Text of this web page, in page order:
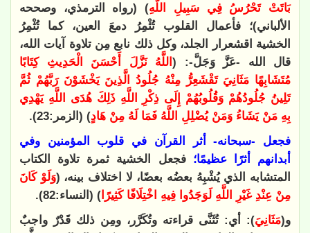
بَاتَتْ تَحْرُسُ فِي سَبِيلِ اللَّهِ) (رواه الترمذي، وصححه
الألباني)؛ فأعمال القلوب تُثْمِرُ دمعَ العين، كما تُثْمِرُ
الخشية اقشعرار الجلد، وكل ذلك نابع مِن تلاوة آيات الله،
قال الله -عَزَّ وَجَلَّ-: ( اللَّهُ نَزَّلَ أَحْسَنَ الْحَدِيثِ كِتَابًا
مُتَشَابِهًا مَثَانِيَ تَقْشَعِرُّ مِنْهُ جُلُودُ الَّذِينَ يَخْشَوْنَ رَبَّهُمْ ثُمَّ
تَلِينُ جُلُودُهُمْ وَقُلُوبُهُمْ إِلَى ذِكْرِ اللَّهِ ذَلِكَ هُدَى اللَّهِ يَهْدِي
بِهِ مَنْ يَشَاءُ وَمَنْ يُضْلِلِ اللَّهُ فَمَا لَهُ مِنْ هَادٍ) (الزمر:23).
فجعل -سبحانه- أثر القرآن في قلوب المؤمنين وفي
أبدانهم أثرًا عظيمًا؛ فجعل الخشية ثمرة تلاوة الكتاب
المتشابه الذي يُشْبِهُ بعضُه بعضًا، لا اختلاف بينه، (وَلَوْ كَانَ
مِنْ عِنْدِ غَيْرِ اللَّهِ لَوَجَدُوا فِيهِ اخْتِلَافًا كَثِيرًا ) (النساء:82).
و(مَثَانِيَ): أي: تُثَنَّى قراءته وتُكَرَّر، ومِن ذلك قَدْرٌ واجبٌ